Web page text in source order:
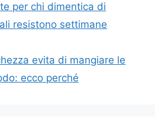
per chi dimentica di
resistono settimane
evita di mangiare le
ecco perché